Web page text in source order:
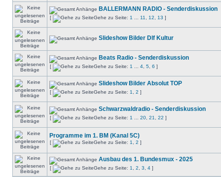
BALLERMANN RADIO - Senderdiskussion
[ Gehe zu Seite: 1 11 12 13 ]
Slideshow Bilder Dlf Kultur
Beats Radio - Senderdiskussion
[ Gehe zu Seite: 1 4 5 6 ]
Slideshow Bilder Absolut TOP
[ Gehe zu Seite: 1 2 ]
Schwarzwaldradio - Senderdiskussion
[ Gehe zu Seite: 1 20 21 22 ]
Programme im 1. BM (Kanal 5C)
[ Gehe zu Seite: 1 2 ]
Ausbau des 1. Bundesmux - 2025
[ Gehe zu Seite: 1 2 3 4 ]